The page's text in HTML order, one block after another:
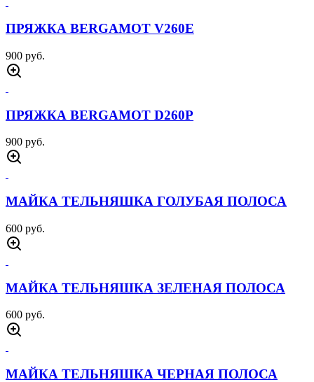
ПРЯЖКА BERGAMOT V260E
900 руб.
ПРЯЖКА BERGAMOT D260P
900 руб.
МАЙКА ТЕЛЬНЯШКА ГОЛУБАЯ ПОЛОСА
600 руб.
МАЙКА ТЕЛЬНЯШКА ЗЕЛЕНАЯ ПОЛОСА
600 руб.
МАЙКА ТЕЛЬНЯШКА ЧЕРНАЯ ПОЛОСА